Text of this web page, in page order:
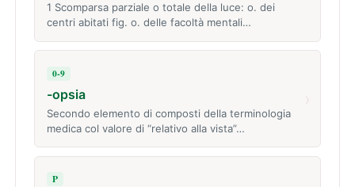
1 Scomparsa parziale o totale della luce: o. dei
centri abitati fig. o. delle facoltà mentali…
0-9
-opsia
Secondo elemento di composti della terminologia
medica col valore di “relativo alla vista”…
P